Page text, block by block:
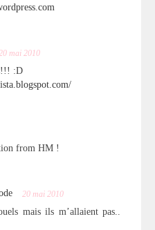
20 mai 2010
:D
from HM !
20 mai 2010
mais ils m’allaient pas..